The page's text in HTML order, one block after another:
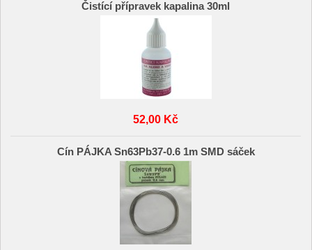
Čistící přípravek kapalina 30ml
52,00 Kč
Cín PÁJKA Sn63Pb37-0.6 1m SMD sáček